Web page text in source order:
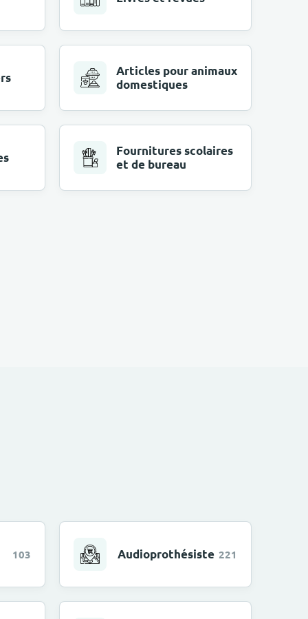
Articles pour animaux
domestiques
Fournitures scolaires
et de bureau
103 Audioprothésiste 221